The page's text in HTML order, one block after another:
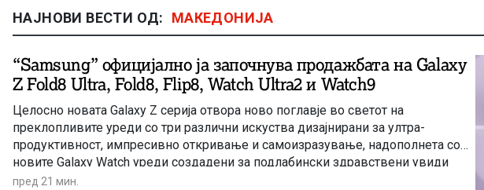
НАЈНОВИ ВЕСТИ ОД: МАКЕДОНИЈА
“Samsung” официјално ја започнува продажбата на Galaxy
Z Fold8 Ultra, Fold8, Flip8, Watch Ultra2 и Watch9
Целосно новата Galaxy Z серија отвора ново поглавје во светот на
преклопливите уреди со три различни искуства дизајнирани за ултра-
продуктивност, импресивно откривање и самоизразување, надополнета со
новите Galaxy Watch уреди создадени за подлабински здравствени увиди
пред 21 мин.